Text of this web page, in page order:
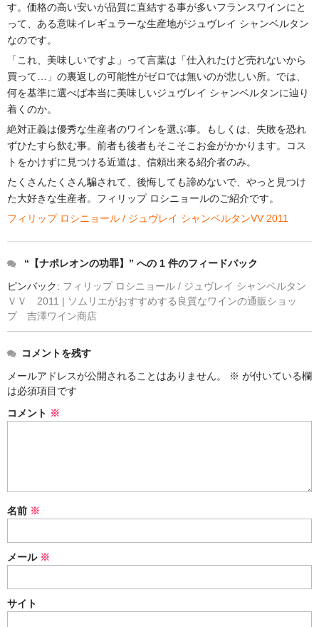
す。価格の高い安いが品質に直結する事が多いフランスワインにと
って、ある意味イレギュラーな生産地がジュヴレイ シャンベルタン
なのです。
「これ、美味しいですよ」って言葉は「仕入れたけど売れないから
買って…」の裏返しの可能性がゼロでは無いのが悲しい所。では、
何を基準に選べば本当に美味しいジュヴレイ シャンベルタンに辿り
着くのか。
絶対正義は優秀な生産者のワインを選ぶ事。もしくは、失敗を恐れ
ずひたすら飲む事。前者も後者もそこそこお金がかかります。コス
トをかけずに見つける近道は、信頼出来る紹介者のみ。
たくさんたくさん騙されて、後悔しても諦めないで、やっと見つけ
た大好きな生産者。フィリップ ロシニョールのご紹介です。
フィリップ ロシニョール / ジュヴレイ シャンベルタンVV 2011
“【ナポレオンの功罪】” への 1 件のフィードバック
ピンバック: フィリップ ロシニョール / ジュヴレイ シャンベルタン
ＶＶ 2011 | ソムリエがおすすめする良質なワインの通販ショッ
プ 吉澤ワイン商店
コメントを残す
メールアドレスが公開されることはありません。
※ が付いている欄
は必須項目です
コメント ※
名前 ※
メール ※
サイト